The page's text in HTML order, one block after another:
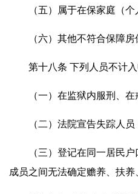
（五）属于在保家庭（个
（六）其他不符合保障房
第十八条 下列人员不计入
（一）在监狱内服刑、在
（二）法院宣告失踪人员
（三）登记在同一居民户
成员之间无法确定赡养、扶养